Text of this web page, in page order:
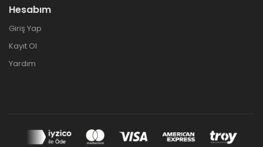
Hesabım
Giriş Yap
Kayıt Ol
Yardım